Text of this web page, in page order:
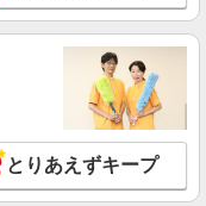
とりあえずキープ